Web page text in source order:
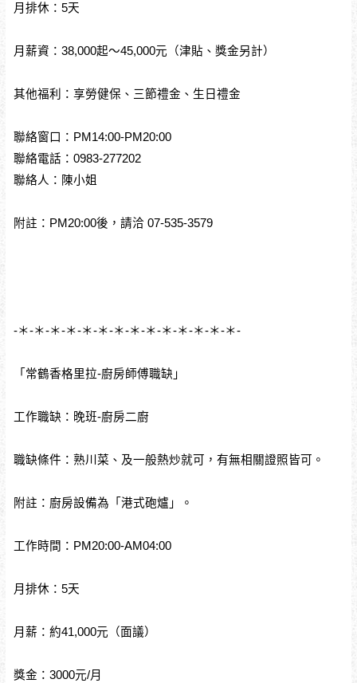
月排休：5天
月薪資：38,000起～45,000元（津貼、獎金另計）
其他福利：享勞健保、三節禮金、生日禮金
聯絡窗口：PM14:00-PM20:00
聯絡電話：0983-277202
聯絡人：陳小姐
附註：PM20:00後，請洽 07-535-3579
-＊-＊-＊-＊-＊-＊-＊-＊-＊-＊-＊-＊-＊-＊-
「常鶴香格里拉-廚房師傅職缺」
工作職缺：晚班-廚房二廚
職缺條件：熟川菜、及一般熱炒就可，有無相關證照皆可。
附註：廚房設備為「港式砲爐」。
工作時間：PM20:00-AM04:00
月排休：5天
月薪：約41,000元（面議）
獎金：3000元/月